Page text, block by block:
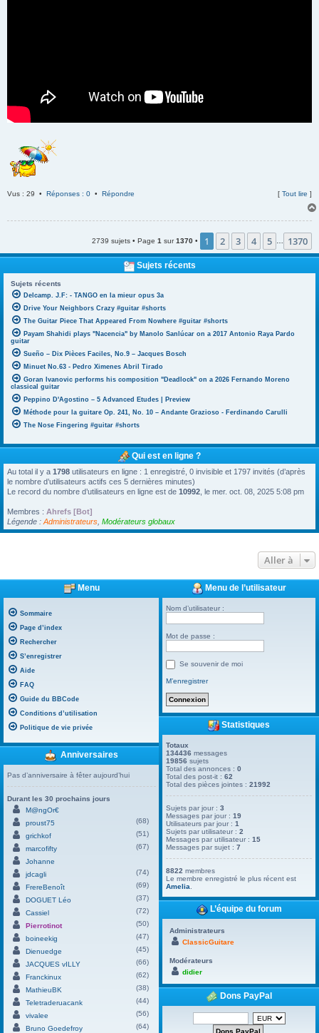
Vus : 29 • Réponses : 0 • Répondre [ Tout lire ]
2739 sujets • Page 1 sur1370 • 1 2 3 4 5 1370
Sujets récents
Sujets récents
Delcamp. J.F: - TANGO en la mieur opus 3a
Drive Your Neighbors Crazy #guitar #shorts
The Guitar Piece That Appeared From Nowhere #guitar #shorts
Payam Shahidi plays "Nacencia" by Manolo Sanlúcar on a 2017 Antonio Raya Pardo
guitar
Sueño – Dix Pièces Faciles, No.9 – Jacques Bosch
Minuet No.63 - Pedro Ximenes Abril Tirado
Goran Ivanovic performs his composition "Deadlock" on a 2026 Fernando Moreno
classical guitar
Peppino D'Agostino – 5 Advanced Etudes | Preview
Méthode pour la guitare Op. 241, No. 10 – Andante Grazioso - Ferdinando Carulli
The Nose Fingering #guitar #shorts
Qui est en ligne ?
Au total il y a 1798 utilisateurs en ligne : 1 enregistré, 0 invisible et 1797 invités (d’après
le nombre d’utilisateurs actifs ces 5 dernières minutes)
Le record du nombre d’utilisateurs en ligne est de 10992 , le mer. oct. 08, 2025 5:08 pm
Membres : Ahrefs [Bot]
Légende : Administrateurs Modérateurs globaux
Aller à
Menu
Sommaire
Page d’index
Rechercher
S’enregistrer
Aide
FAQ
Guide du BBCode
Conditions d’utilisation
Politique de vie privée
Anniversaires
Pas d’anniversaire à fêter aujourd’hui
Durant les 30 prochains jours
M@ngOr€
proust75
(68)
grichkof
(51)
marcofifty
(67)
Johanne
jdcagli
(74)
FrereBenoît
(69)
DOGUET Léo
(37)
Cassiel
(72)
Pierrotinot
(50)
boineekig
(47)
Dienuedge
(45)
JACQUES vILLY
(66)
Franckinux
(62)
MathieuBK
(38)
Teletraderuacank
(44)
vivalee
(56)
Bruno Goedefroy
(64)
Menu de l’utilisateur
Nom d’utilisateur :
Mot de passe :
Se souvenir de moi
M’enregistrer
Statistiques
Totaux
134436 messages
19856 sujets
Total des annonces :0
Total des post-it :62
Total des pièces jointes :21992
Sujets par jour :3
Messages par jour :19
Utilisateurs par jour :1
Sujets par utilisateur :2
Messages par utilisateur :15
Messages par sujet :7
8822 membres
Le membre enregistré le plus récent est
Amelia
L’équipe du forum
Administrateurs
ClassicGuitare
Modérateurs
didier
Dons PayPal